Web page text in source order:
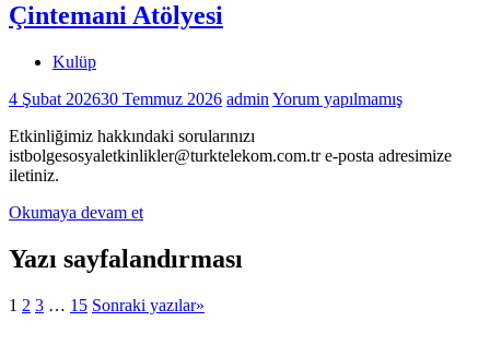
Çintemani Atölyesi
Kulüp
4 Şubat 202630 Temmuz 2026 admin Yorum yapılmamış
Etkinliğimiz hakkındaki sorularınızı
istbolgesosyaletkinlikler@turktelekom.com.tr e-posta adresimize
iletiniz.
Okumaya devam et
Yazı sayfalandırması
1 2 3 … 15 Sonraki yazılar»